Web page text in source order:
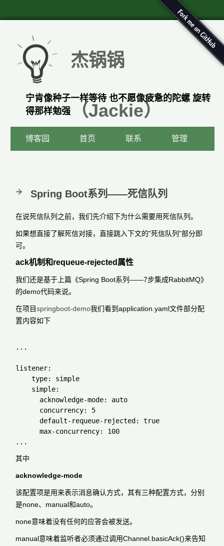
杰锅锅
（Jackie）
宁肯像种子一样等待 也不愿像疲惫的陀螺 旋转
得那样勉强
博客园 首页 联系 管理
Spring Boot系列——死信队列
在说死信队列之前，我们先介绍下为什么需要用死信队列。
如果想直接了解死信对接，直接跳入下文的"死信队列"部分即
可。
ack机制和requeue-rejected属性
我们还是基于上篇《Spring Boot系列——7步集成RabbitMQ》
的demo代码来说。
在项目springboot-demo我们看到application.yaml文件部分配
置内容如下
...
listener:
    type: simple
    simple:
      acknowledge-mode: auto
      concurrency: 5
      default-requeue-rejected: true
      max-concurrency: 100
其中
acknowledge-mode
该配置项是用来表示消息确认方式，其有三种配置方式，分别
是none、manual和auto。
none意味着没有任何的应答会被发送。
manual意味着监听者必须通过调用Channel.basicAck()来告知